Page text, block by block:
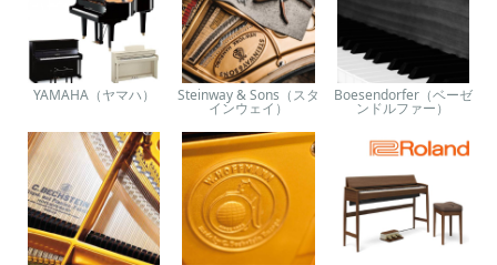
YAMAHA（ヤマハ） Steinway & Sons（スタ
インウェイ）
Boesendorfer（ベーゼ
ンドルファー）